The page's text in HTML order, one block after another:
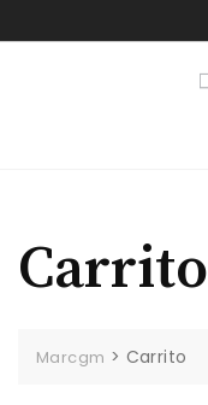
Carrito
Marcgm > Carrito